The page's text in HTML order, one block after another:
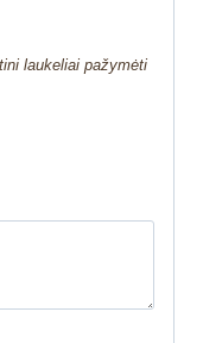
laukeliai pažymėti